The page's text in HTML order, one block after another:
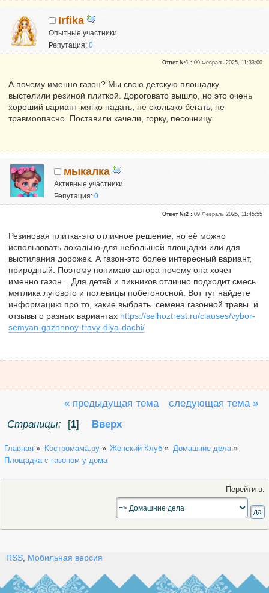
Irfika
Опытные участники
Репутация: 0
Ответ №1 :09 Февраль 2025, 11:33:00
А почему именно газон? Мы свою детскую площадку
выстелили резиной плиткой. Дороговато вышло, но это очень
хороший вариант-мягко падать, не скользко бегать, не
травмоопасно. Поставили качели, горку, песочницу.
мыкалка
Активные участники
Репутация:0
Ответ №2 :09 Февраль 2025, 11:45:55
Резиновая плитка-это отличное решение, но её можно
использовать локально-для небольшой площадки или для
выстилания дорожек. А газон-это более интересный вариант,
природный. Поэтому понимаю автора почему она хочет
именно газон. Для детей и пикников отлично подходит смесь
мятлика лугового и полевицы побегоносной. Вот тут найдете
информацию про то, какие выбрать семена газонной травы и
отзывы о разных вариантах https://selhoztrest.ru/clauses/vybor-
semyan-gazonnoy-travy-dlya-dachi/
« предыдущая тема
следующая тема »
Страницы:
[1] Вверх
Главная » Костромама.ру» Женский Клуб » Домашние дела»
Площадка с газоном у дома
Перейти в:
RSS, Мобильная версия